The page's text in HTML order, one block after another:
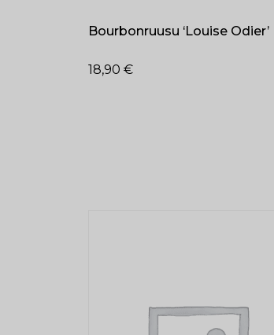
Bourbonruusu ‘Louise Odier’
18,90 €